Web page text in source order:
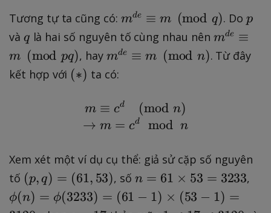
{
p
\
p
m
d
(
n
)
}
\
1
\
d
e
(
p
-
1
Tương tự ta cũng có: m
^
{
\
e
ui
v
m
\
mde ≡ m (mod q). Do p
p
và q
q là hai số nguyên tố cùng nhau nên m
^
q
ui
v
m
mde ≡
m (mod pq), hay m
^
e
}
e
q
ui
mde ≡ m (mod n). Từ đây
kết hợp với (
(∗) ta có:
m \equiv c^{d}
m ≡ cd (mod n)
→ m = cd mod n
Xem xét một ví dụ cụ thể: giả sử cặp số nguyên
tố (
p
,
(p, q) = (61, 53), sốn
n = 61 × 53 = 3233,
hi
ϕ(n) = ϕ(3233) = (61 − 1) × (53 − 1) =